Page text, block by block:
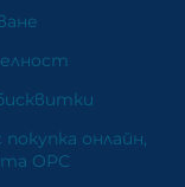
онлайн,
ОРС